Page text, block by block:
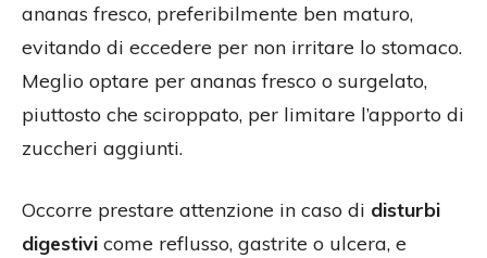
ananas fresco, preferibilmente ben maturo,
evitando di eccedere per non irritare lo stomaco.
Meglio optare per ananas fresco o surgelato,
piuttosto che sciroppato, per limitare l’apporto di
zuccheri aggiunti.
Occorre prestare attenzione in caso di disturbi
digestivi come reflusso, gastrite o ulcera, e